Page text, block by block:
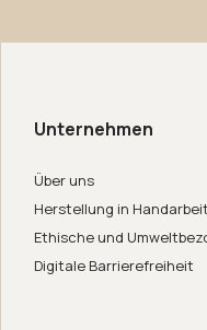
Unternehmen
Über uns
Herstellung in Handarbeit
Ethische und
Digitale Barrierefreiheit